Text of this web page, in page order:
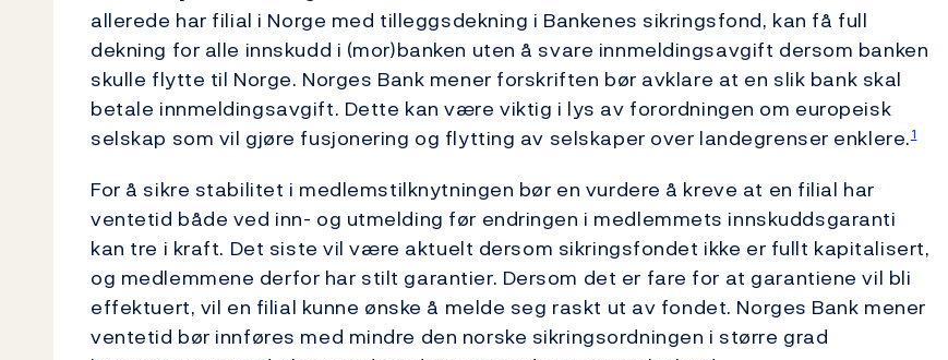
allerede har filial i Norge med tilleggsdekning i Bankenes sikringsfond, kan få full
dekning for alle innskudd i (mor)banken uten å svare innmeldingsavgift dersom banken
skulle flytte til Norge. Norges Bank mener forskriften bør avklare at en slik bank skal
betale innmeldingsavgift. Dette kan være viktig i lys av forordningen om europeisk
selskap som vil gjøre fusjonering og flytting av selskaper over landegrenser enklere.1
For å sikre stabilitet i medlemstilknytningen bør en vurdere å kreve at en filial har
ventetid både ved inn- og utmelding før endringen i medlemmets innskuddsgaranti
kan tre i kraft. Det siste vil være aktuelt dersom sikringsfondet ikke er fullt kapitalisert,
og medlemmene derfor har stilt garantier. Dersom det er fare for at garantiene vil bli
effektuert, vil en filial kunne ønske å melde seg raskt ut av fondet. Norges Bank mener
ventetid bør innføres med mindre den norske sikringsordningen i større grad